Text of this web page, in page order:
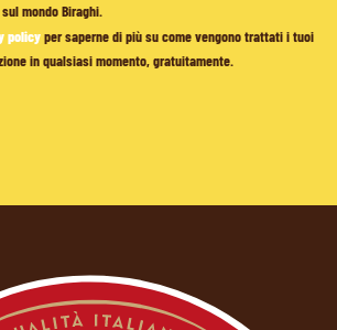
mondo Biraghi.
policyper saperne di più su come vengono trattati i tuoi
in qualsiasi momento, gratuitamente.